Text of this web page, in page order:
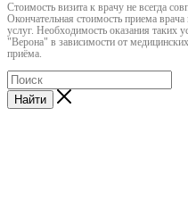
Cтоимость визита к врачу не всегда
Окончательная стоимость приема
услуг. Необходимость оказания таких
"Верона" в зависимости от
приёма.
Найти